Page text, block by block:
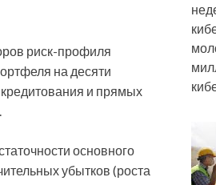
риск-профиля
на десяти
и прямых
основного
убытков (роста